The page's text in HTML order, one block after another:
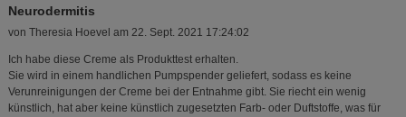
Neurodermitis
von Theresia Hoevel am 22. Sept. 2021 17:24:02
Ich habe diese Creme als Produkttest erhalten.
Sie wird in einem handlichen Pumpspender geliefert, sodass es keine
Verunreinigungen der Creme bei der Entnahme gibt. Sie riecht ein wenig
künstlich, hat aber keine künstlich zugesetzten Farb- oder Duftstoffe, was für